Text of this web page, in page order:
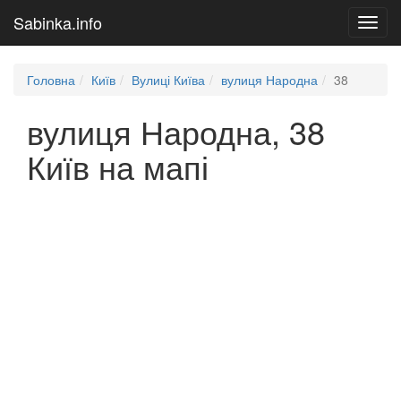
Sabinka.info
Головна Київ Вулиці Київа вулиця Народна 38
вулиця Народна, 38
Київ на мапі